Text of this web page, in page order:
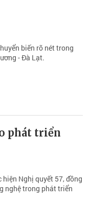
biến rõ nét trong
- Đà Lạt.
phát triển
Nghị quyết 57, đồng
nghệ trong phát triển